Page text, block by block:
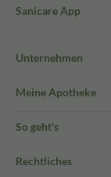
Sanicare App
Unternehmen
Meine Apotheke
So geht's
Rechtliches